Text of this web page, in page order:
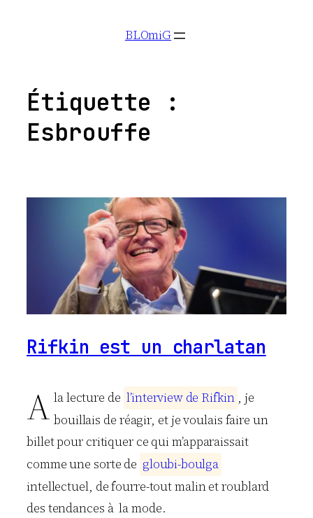
BLOmiG
Étiquette :
Esbrouffe
Rifkin est un charlatan
A la lecture de l’interview de Rifkin , je
bouillais de réagir, et je voulais faire un
billet pour critiquer ce qui m’apparaissait
comme une sorte de gloubi-boulga
intellectuel, de fourre-tout malin et roublard
des tendances à la mode.